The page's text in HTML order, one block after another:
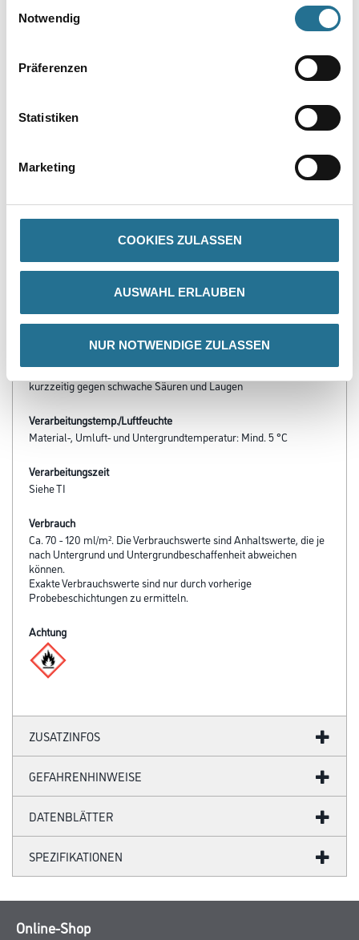
Notwendig
Präferenzen
Statistiken
Marketing
COOKIES ZULASSEN
AUSWAHL ERLAUBEN
NUR NOTWENDIGE ZULASSEN
Zur Farbauswahl für Ihren Wunschfarbton
Produkteigenschaft
- Hohe Kantenabdeckung
- Hervorragendes Deckvermögen
- Sehr gutes Standvermögen
- Hohe Schlag- und Stoßfestigkeit
- Leichte Verarbeitbarkeit
- Schnell trocknend
- Beständig gegen haushaltsübliche Reinigungsmittel und
kurzzeitig gegen schwache Säuren und Laugen
Verarbeitungstemp./Luftfeuchte
Material-, Umluft- und Untergrundtemperatur: Mind. 5 °C
Verarbeitungszeit
Siehe TI
Verbrauch
Ca. 70 - 120 ml/m². Die Verbrauchswerte sind Anhaltswerte, die je
nach Untergrund und Untergrundbeschaffenheit abweichen
können.
Exakte Verbrauchswerte sind nur durch vorherige
Probebeschichtungen zu ermitteln.
Achtung
ZUSATZINFOS
GEFAHRENHINWEISE
DATENBLÄTTER
SPEZIFIKATIONEN
Online-Shop